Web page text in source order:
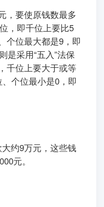
，要使原钱数最多
，即千位上要比5
个位最大都是9，即
是采用“五入”法保
千位上要大于或等
个位最小是0，即
约9万元，这些钱
元。